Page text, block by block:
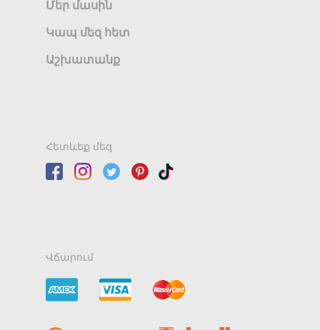
Մեր մասին
Կապ մեզ հետ
Աշխատանք
Հետևեք մեզ
Վճարում